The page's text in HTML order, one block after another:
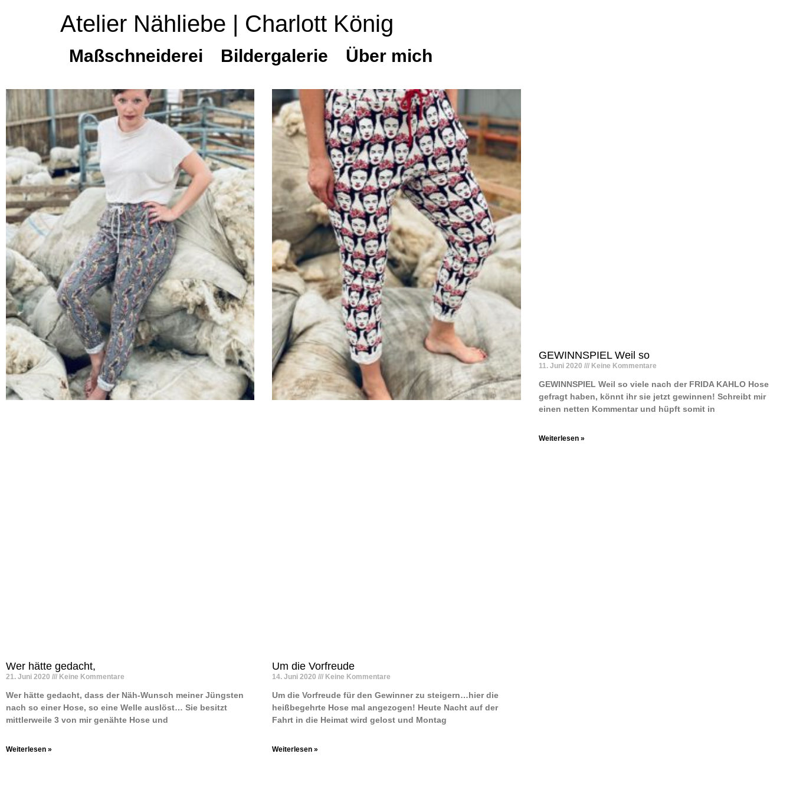
Atelier Nähliebe | Charlott König
Maßschneiderei Bildergalerie Über mich
Wer hätte gedacht,
21. Juni 2020 Keine Kommentare
Wer hätte gedacht, dass der Näh-Wunsch meiner Jüngsten
nach so einer Hose, so eine Welle auslöst… Sie besitzt
mittlerweile 3 von mir genähte Hose und
Weiterlesen »
Um die Vorfreude
14. Juni 2020 Keine Kommentare
Um die Vorfreude für den Gewinner zu steigern…hier die
heißbegehrte Hose mal angezogen! Heute Nacht auf der
Fahrt in die Heimat wird gelost und Montag
Weiterlesen »
GEWINNSPIEL Weil so
11. Juni 2020 Keine Kommentare
GEWINNSPIEL Weil so viele nach der FRIDA KAHLO Hose
gefragt haben, könnt ihr sie jetzt gewinnen! Schreibt mir
einen netten Kommentar und hüpft somit in
Weiterlesen »